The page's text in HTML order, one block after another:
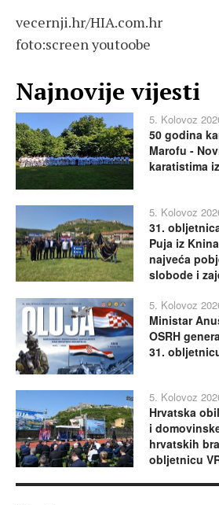
vecernji.hr/HIA.com.hr
foto:screen youtoobe
Najnovije vijesti
5. Kolovoz
50 godina
Marofu -
karatistima
5. Kolovoz
31.
Puja iz
najveća
slobode i
5. Kolovoz
Ministar
OSRH
31.
5. Kolovoz
Hrvatska
i
hrvatskih
obljetnicu